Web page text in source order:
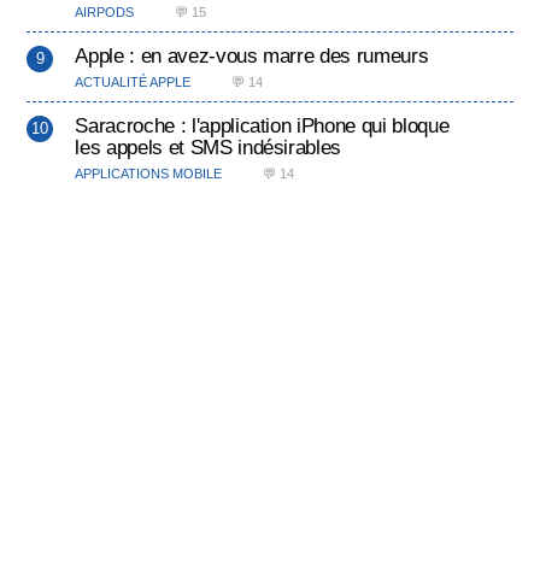
AIRPODS 💬 15
Apple : en avez-vous marre des rumeurs
ACTUALITÉ APPLE 💬 14
Saracroche : l'application iPhone qui bloque
les appels et SMS indésirables
APPLICATIONS MOBILE 💬 14